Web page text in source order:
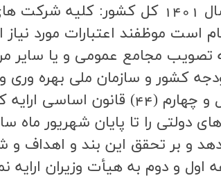
جزء (2) بند (و) تبصره (18) ماده واحد قانون
موظفند اعتبارات مورد نياز
مجامع عمومي و يا ساير
به سازمان برنامه و بودجه كشور و سازمان
محاسبات و جهش و رونق توليد و نظارت بر
دهد و بر تحقق اين بند و
و دوم به هيأت وزيران ارايه